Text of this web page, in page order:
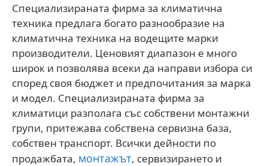
Специализираната фирма за климатична
техника предлага богато разнообразие на
климатична техника на водещите марки
производители. Ценовият диапазон е много
широк и позволява всеки да направи избора си
според своя бюджет и предпочитания за марка
и модел. Специализираната фирма за
климатици разполага със собствени монтажни
групи, притежава собствена сервизна база,
собствен транспорт. Всички дейности по
продажбата, монтажът, сервизирането и